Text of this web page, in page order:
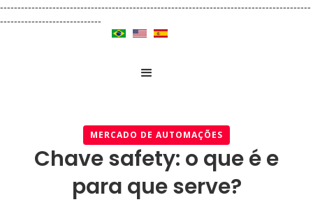
-----------------------------------------------------------------------------------------
-----------------------------
MERCADO DE AUTOMAÇÕES
Chave safety: o que é e
para que serve?